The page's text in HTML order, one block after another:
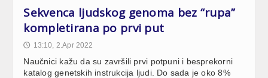
Sekvenca ljudskog genoma bez “rupa”
kompletirana po prvi put
🕔 13:10, 2.Apr 2022
Naučnici kažu da su završili prvi potpuni i besprekorni
katalog genetskih instrukcija ljudi. Do sada je oko 8%